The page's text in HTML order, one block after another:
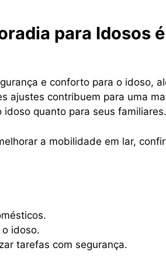
para Idosos
e conforto para o idoso,
ajustes contribuem para uma
quanto para seus familiares.
a mobilidade em lar,
idoso.
tarefas com segurança.